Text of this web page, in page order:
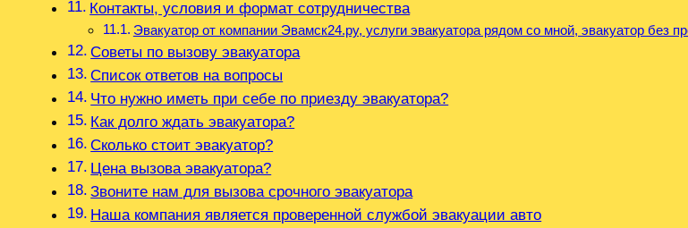
Контакты, условия и формат сотрудничества
Эвакуатор от компании Эвамск24.ру, услуги эвакуатора рядом со мной, эвакуатор без
Советы по вызову эвакуатора
Список ответов на вопросы
Что нужно иметь при себе по приезду эвакуатора?
Как долго ждать эвакуатора?
Сколько стоит эвакуатор?
Цена вызова эвакуатора?
Звоните нам для вызова срочного эвакуатора
Наша компания является проверенной службой эвакуации авто